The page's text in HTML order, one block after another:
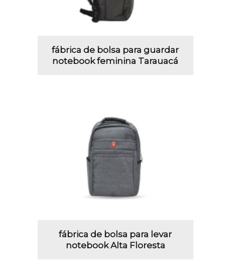
fábrica de bolsa para guardar
notebook feminina Tarauacá
fábrica de bolsa para levar
notebook Alta Floresta